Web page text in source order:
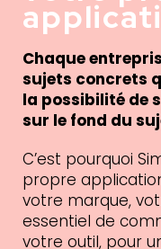
Chaque
sujets concrets
la possibilité de
sur le fond du
C’est pourquoi
propre
votre marque,
essentiel de
votre outil, pour